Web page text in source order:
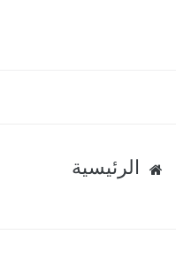
الرئيسية